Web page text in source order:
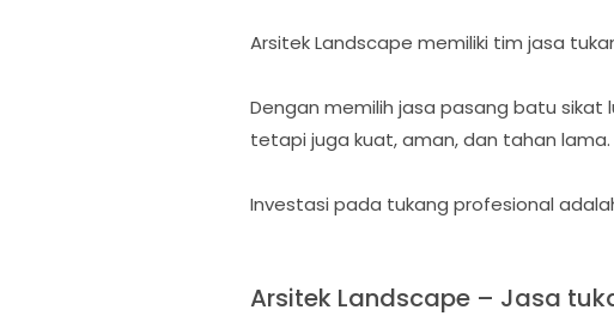
Arsitek Landscape memiliki tim jasa
Dengan memilih jasa pasang batu
tetapi juga kuat, aman, dan tahan lama.
Investasi pada tukang profesional
Arsitek Landscape – Jasa